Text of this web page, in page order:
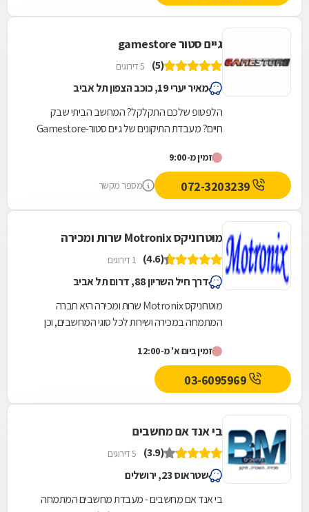
גיים סטור gamestore
(5) 5 דירוגים
מאיר יערי 19, כוכב הצפון תל אביב
הלפטופ שלכם התקלקל? המחשב הביתי שבק
חיים? מעבדת התיקונים של גיים סטור-Gamestore
חנויות מחשבים...
זמין מ-9:00
מספר מקשר
מוטרוניקס Motronix שרות ומכירה
(4.6) 1 דירוגים
דרך חיל השריון 88, דרום תל אביב
מוטרוניקס Motronix שרות ומכירה היא חברה
המתמחה במכירה ושירות לכל סוגי המחשבים, וכן
ומכירה של...
זמין ביום א' מ-12:00
בי אנד אם מחשבים
(3.9) 5 דירוגים
שטראוס 23, ירושלים
בי אנד אם מחשבים - מעבדת מחשבים המתמחה